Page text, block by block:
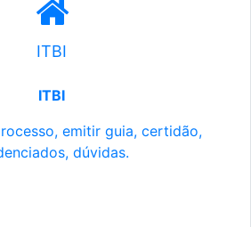
ITBI
ITBI
emitir guia, certidão,
dúvidas.